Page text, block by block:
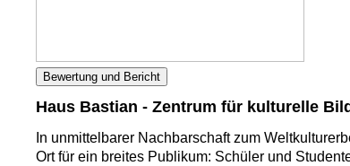
Bewertung und Bericht
Haus Bastian - Zentrum für kulturelle
In unmittelbarer Nachbarschaft zum
Ort für ein breites Publikum: Schüler und